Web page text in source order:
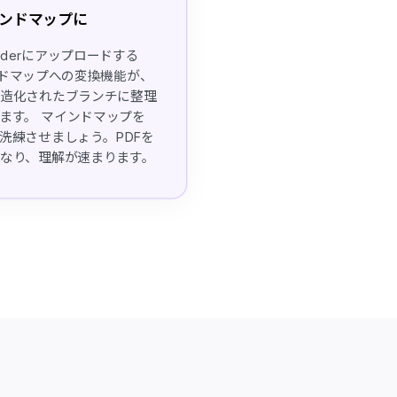
ドマップに
にアップロードする
マップへの変換機能が、
化されたブランチに整理
す。 マインドマップを
練させましょう。PDFを
り、理解が速まります。